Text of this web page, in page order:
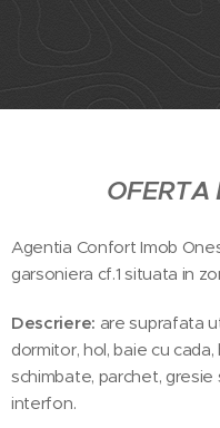
OFERTA
Agentia Confort Imob
garsoniera cf.1 situata in
Descriere: are suprafata
dormitor, hol, baie cu
schimbate, parchet, gresie
interfon.